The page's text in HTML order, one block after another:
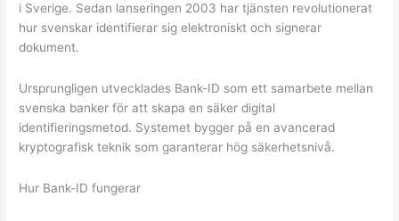
i Sverige. Sedan lanseringen 2003 har tjänsten revolutionerat
hur svenskar identifierar sig elektroniskt och signerar
dokument.
Ursprungligen utvecklades Bank-ID som ett samarbete mellan
svenska banker för att skapa en säker digital
identifieringsmetod. Systemet bygger på en avancerad
kryptografisk teknik som garanterar hög säkerhetsnivå.
Hur Bank-ID fungerar